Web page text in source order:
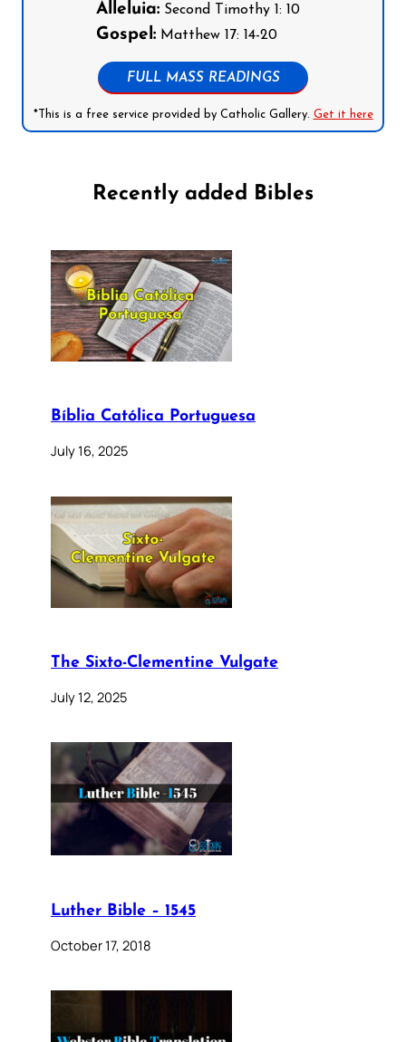
Alleluia:Second Timothy 1: 10
Gospel:Matthew 17: 14-20
FULL MASS READINGS
*This is a free service provided by Catholic Gallery. Get it here
Recently added Bibles
Bíblia Católica Portuguesa
July 16, 2025
The Sixto-Clementine Vulgate
July 12, 2025
Luther Bible – 1545
October 17, 2018